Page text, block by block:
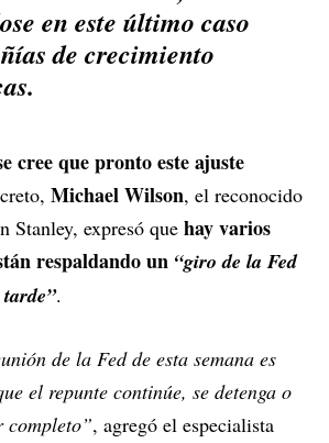
en este último caso
de crecimiento
cree que pronto este ajuste
Michael Wilson, el reconocido
Stanley, expresó que hay varios
respaldando un “giro de la Fed
.
de la Fed de esta semana es
el repunte continúe, se detenga o
completo”, agregó el especialista